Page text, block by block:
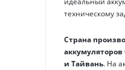
техническому
Страна
аккумуляторов
и Тайвань. На